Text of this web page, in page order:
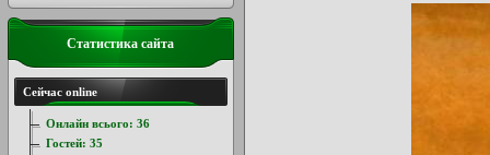
Статистика сайта
Сейчас online
Онлайн всього: 36
Гостей: 35